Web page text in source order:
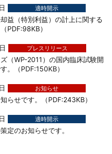
適時開示
益（特別利益）の計上に関する
PDF:98KB）
プレスリリース
（WP-2011）の国内臨床試験開
。（PDF:150KB）
お知らせ
らせです。（PDF:243KB）
適時開示
定のお知らせです。